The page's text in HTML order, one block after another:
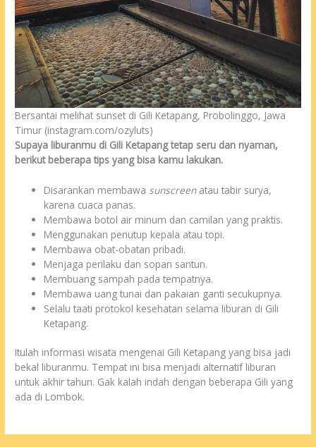
Bersantai melihat sunset di Gili Ketapang, Probolinggo, Jawa
Timur (instagram.com/ozyluts)
Supaya liburanmu di Gili Ketapang tetap seru dan nyaman,
berikut beberapa tips yang bisa kamu lakukan.
Disarankan membawa sunscreenatau tabir surya,
karena cuaca panas.
Membawa botol air minum dan camilan yang praktis.
Menggunakan penutup kepala atau topi.
Membawa obat-obatan pribadi.
Menjaga perilaku dan sopan santun.
Membuang sampah pada tempatnya.
Membawa uang tunai dan pakaian ganti secukupnya.
Selalu taati protokol kesehatan selama liburan di Gili
Ketapang.
Itulah informasi wisata mengenai Gili Ketapang yang bisa jadi
bekal liburanmu. Tempat ini bisa menjadi alternatif liburan
untuk akhir tahun. Gak kalah indah dengan beberapa Gili yang
ada di Lombok.